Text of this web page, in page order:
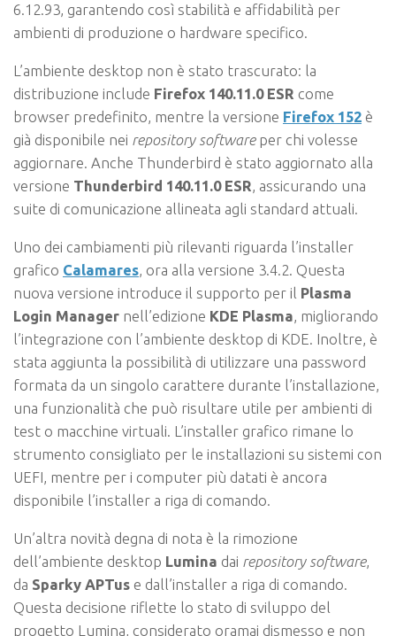
6.12.93, garantendo così stabilità e affidabilità per
ambienti di produzione o hardware specifico.
L’ambiente desktop non è stato trascurato: la
distribuzione include Firefox 140.11.0 ESR come
browser predefinito, mentre la versione Firefox 152 è
già disponibile nei repository softwareper chi volesse
aggiornare. Anche Thunderbird è stato aggiornato alla
versione Thunderbird 140.11.0 ESR, assicurando una
suite di comunicazione allineata agli standard attuali.
Uno dei cambiamenti più rilevanti riguarda l’installer
grafico Calamares, ora alla versione 3.4.2. Questa
nuova versione introduce il supporto per il Plasma
Login Manager nell’edizione KDE Plasma, migliorando
l’integrazione con l’ambiente desktop di KDE. Inoltre, è
stata aggiunta la possibilità di utilizzare una password
formata da un singolo carattere durante l’installazione,
una funzionalità che può risultare utile per ambienti di
test o macchine virtuali. L’installer grafico rimane lo
strumento consigliato per le installazioni su sistemi con
UEFI, mentre per i computer più datati è ancora
disponibile l’installer a riga di comando.
Un’altra novità degna di nota è la rimozione
dell’ambiente desktop Lumina dai repository software,
da Sparky APTus e dall’installer a riga di comando.
Questa decisione riflette lo stato di sviluppo del
progetto Lumina, considerato oramai dismesso e non